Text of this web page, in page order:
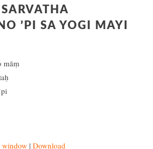
’PI SA YOGI MAYI
māṃ
window | Download